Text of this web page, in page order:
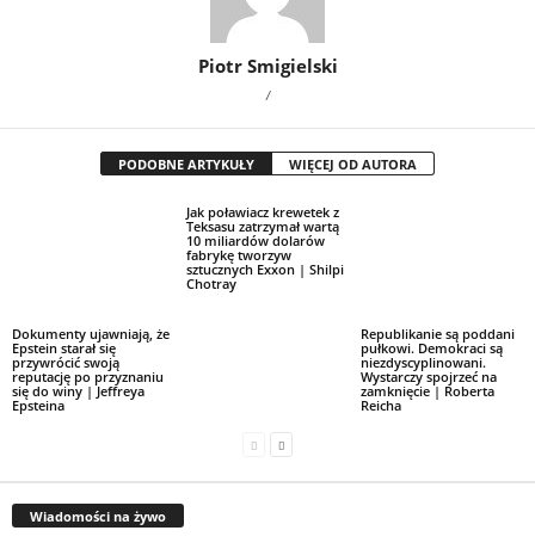
Piotr Smigielski
/
PODOBNE ARTYKUŁY WIĘCEJ OD AUTORA
Dokumenty ujawniają, że
Epstein starał się
przywrócić swoją
reputację po przyznaniu
się do winy | Jeffreya
Epsteina
Jak poławiacz krewetek z
Teksasu zatrzymał wartą
10 miliardów dolarów
fabrykę tworzyw
sztucznych Exxon | Shilpi
Chotray
Republikanie są poddani
pułkowi. Demokraci są
niezdyscyplinowani.
Wystarczy spojrzeć na
zamknięcie | Roberta
Reicha
Wiadomości na żywo